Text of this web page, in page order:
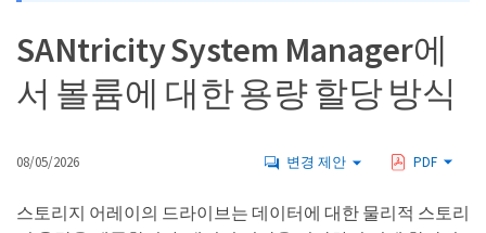
SANtricity System Manager에
서 볼륨에 대한 용량 할당 방식
08/05/2026 변경 제안 PDF
스토리지 어레이의 드라이브는 데이터에 대한 물리적 스토리